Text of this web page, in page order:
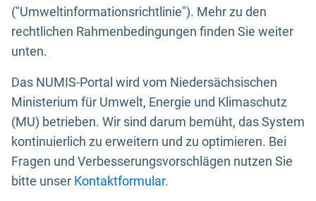
("Umweltinformationsrichtlinie"). Mehr zu den
rechtlichen Rahmenbedingungen finden Sie weiter
unten.
Das NUMIS-Portal wird vom Niedersächsischen
Ministerium für Umwelt, Energie und Klimaschutz
(MU) betrieben. Wir sind darum bemüht, das System
kontinuierlich zu erweitern und zu optimieren. Bei
Fragen und Verbesserungsvorschlägen nutzen Sie
bitte unser Kontaktformular.